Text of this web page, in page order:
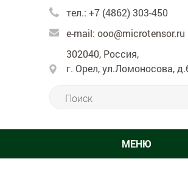
тел.: +7 (4862) 303-450
e-mail: ooo@microtensor.ru
302040, Россия,
г. Орел, ул.Ломоносова,
МЕНЮ